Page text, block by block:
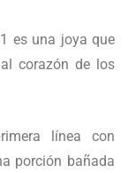
es una joya que
corazón de los
línea con
porción bañada